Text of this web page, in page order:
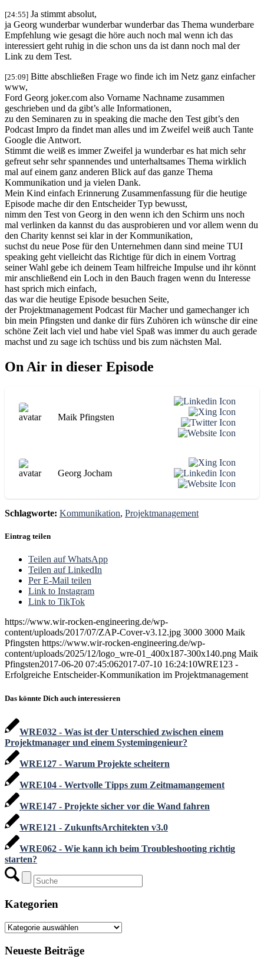
[24:55] Ja stimmt absolut,
ja Georg wunderbar wunderbar wunderbar das Thema wunderbare
Empfehlung wie gesagt die höre auch noch mal wenn ich das
interessiert geht ruhig in die schon uns da ist dann noch mal der
Link zu dem Test.
[25:09] Bitte abschließen Frage wo finde ich im Netz ganz einfacher
www,
Ford Georg joker.com also Vorname Nachname zusammen
geschrieben und da gibt’s alle Informationen,
zu den Seminaren zu in speaking die mache den Test gibt’s den
Podcast Impro da findet man alles und im Zweifel weiß auch Tante
Google die Antwort.
Stimmt die weiß es immer Zweifel ja wunderbar es hat mich sehr
gefreut sehr sehr spannendes und unterhaltsames Thema wirklich
mal auf einem ganz anderen Blick auf das ganze Thema
Kommunikation und ja vielen Dank.
Mein Kind einfach Erinnerung Zusammenfassung für die heutige
Episode mache dir den Entscheider Typ bewusst,
nimm den Test von Georg in den wenn ich den Schirm uns noch
mal verlinken da kannst du das ausprobieren und vor allem wenn du
den Charity kennst sei klar in der Kommunikation,
suchst du neue Pose für den Unternehmen dann sind meine TUI
speaking geht vielleicht das Richtige für dich in einem Vortrag
seiner Wahl gebe ich deinem Team hilfreiche Impulse und ihr könnt
mir anschließend ein Loch in den Bauch fragen wenn du Interesse
hast sprich mich einfach,
das war die heutige Episode besuchen Seite,
der Projektmanagement Podcast für Macher und gamechanger ich
bin mein Pfingsten und danke dir fürs Zuhören ich wünsche dir eine
schöne Zeit lach viel und habe viel Spaß was immer du auch gerade
machst und zu sage ich tschüss und bis zum nächsten Mal.
On Air in dieser Episode
Maik Pfingsten
Georg Jocham
Schlagworte: Kommunikation, Projektmanagement
Eintrag teilen
Teilen auf WhatsApp
Teilen auf LinkedIn
Per E-Mail teilen
Link to Instagram
Link to TikTok
https://www.wir-rocken-engineering.de/wp-
content/uploads/2017/07/ZAP-Cover-v3.12.jpg 3000 3000 Maik
Pfingsten https://www.wir-rocken-engineering.de/wp-
content/uploads/2025/12/logo_wre-01_400x187-300x140.png Maik
Pfingsten2017-06-20 07:45:062017-07-10 16:24:10WRE123 -
Erfolgreiche Entscheider-Kommunikation im Projektmanagement
Das könnte Dich auch interessieren
WRE032 - Was ist der Unterschied zwischen einem
Projektmanager und einem Systemingenieur?
WRE127 - Warum Projekte scheitern
WRE104 - Wertvolle Tipps zum Zeitmamangement
WRE147 - Projekte sicher vor die Wand fahren
WRE121 - ZukunftsArchitekten v3.0
WRE062 - Wie kann ich beim Troubleshooting richtig
starten?
Kategorien
Kategorien
Neueste Beiträge